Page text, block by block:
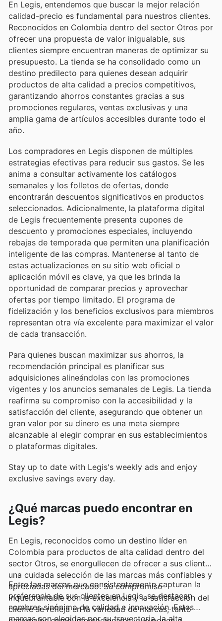
En Legis, entendemos que buscar la mejor relación
calidad-precio es fundamental para nuestros clientes.
Reconocidos en Colombia dentro del sector Otros por
ofrecer una propuesta de valor inigualable, sus
clientes siempre encuentran maneras de optimizar su
presupuesto. La tienda se ha consolidado como un
destino predilecto para quienes desean adquirir
productos de alta calidad a precios competitivos,
garantizando ahorros constantes gracias a sus
promociones regulares, ventas exclusivas y una
amplia gama de artículos accesibles durante todo el
año.
Los compradores en Legis disponen de múltiples
estrategias efectivas para reducir sus gastos. Se les
anima a consultar activamente los catálogos
semanales y los folletos de ofertas, donde
encontrarán descuentos significativos en productos
seleccionados. Adicionalmente, la plataforma digital
de Legis frecuentemente presenta cupones de
descuento y promociones especiales, incluyendo
rebajas de temporada que permiten una planificación
inteligente de las compras. Mantenerse al tanto de
estas actualizaciones en su sitio web oficial o
aplicación móvil es clave, ya que les brinda la
oportunidad de comparar precios y aprovechar
ofertas por tiempo limitado. El programa de
fidelización y los beneficios exclusivos para miembros
representan otra vía excelente para maximizar el valor
de cada transacción.
Para quienes buscan maximizar sus ahorros, la
recomendación principal es planificar sus
adquisiciones alineándolas con las promociones
vigentes y los anuncios semanales de Legis. La tienda
reafirma su compromiso con la accesibilidad y la
satisfacción del cliente, asegurando que obtener un
gran valor por su dinero es una meta siempre
alcanzable al elegir comprar en sus establecimientos
o plataformas digitales.
Stay up to date with Legis's weekly ads and enjoy
exclusive savings every day.
¿Qué marcas puedo encontrar en
Legis?
En Legis, reconocidos como un destino líder en
Colombia para productos de alta calidad dentro del
sector Otros, se enorgullecen de ofrecer a sus clientes
una cuidada selección de las marcas más confiables y
apreciadas del mercado. Su compromiso
inquebrantable con la excelencia y la satisfacción del
cliente se refleja en la variedad de marcas, tanto
Entre las marcas que consistentemente capturan la
preferencia de sus clientes en Legis, se destacan
nombres sinónimo de calidad e innovación. Estas
marcas son elegidas por su trayectoria, la alta